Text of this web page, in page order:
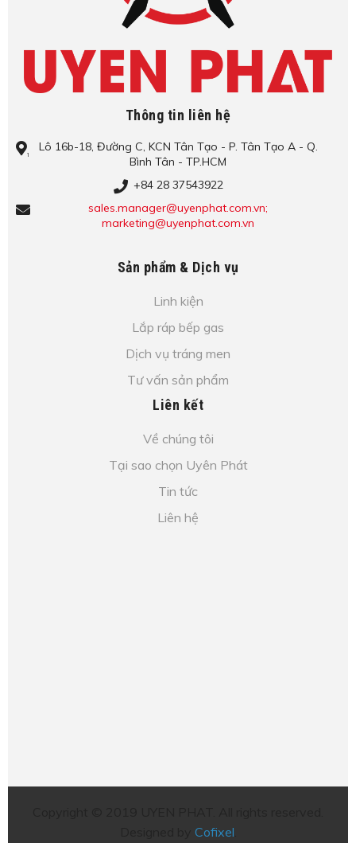
Thông tin liên hệ
Lô​ 16b-18, Đ​ư​ờ​ng C, KCN Tâ​n Tạo​ - P. Tâ​n Tạo​ A - Q.
Bình​ Tâ​n - TP.HCM
+84 28 37543922
sales.manager@uyenphat.com.vn;
marketing@uyenphat.com.vn
Sản phẩm & Dịch vụ
Linh kiện
Lắp ráp bếp gas
Dịch vụ tráng men
Tư vấn sản phẩm
Liên kết
Về chúng tôi
Tại sao chọn Uyên Phát
Tin tức
Liên hệ
Cofixel